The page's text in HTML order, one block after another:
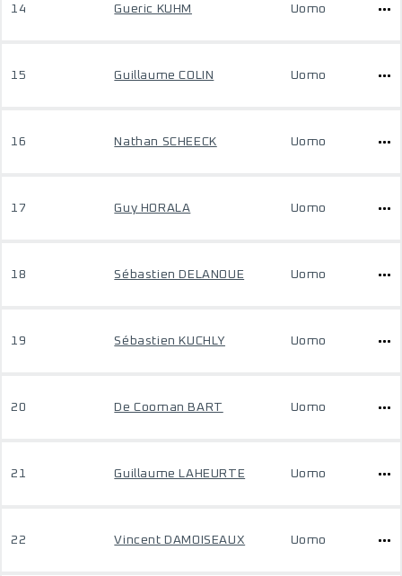
14 Gueric KUHM Uomo
15 Guillaume COLIN Uomo
16 Nathan SCHEECK Uomo
17 Guy HORALA Uomo
18 Sébastien DELANOUE Uomo
19 Sébastien KUCHLY Uomo
20 De Cooman BART Uomo
21 Guillaume LAHEURTE Uomo
22 Vincent DAMOISEAUX Uomo